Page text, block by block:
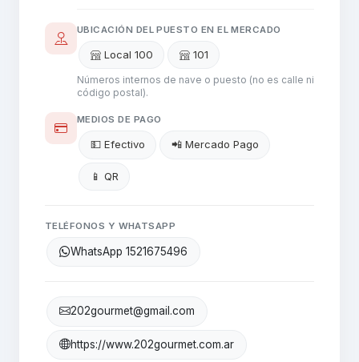
UBICACIÓN DEL PUESTO EN EL MERCADO
Local 100 101
Números internos de nave o puesto (no es calle ni
código postal).
MEDIOS DE PAGO
💵 Efectivo 📲 Mercado Pago
📱 QR
TELÉFONOS Y WHATSAPP
WhatsApp 1521675496
202gourmet@gmail.com
https://www.202gourmet.com.ar